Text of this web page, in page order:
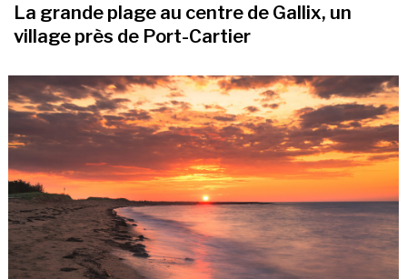
La grande plage au centre de Gallix, un
village près de Port-Cartier